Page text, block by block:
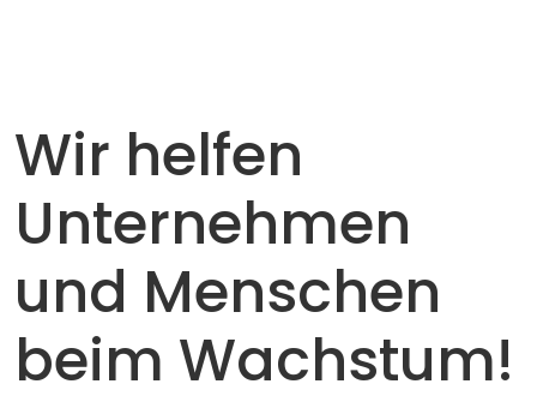
Wir helfen
Unternehmen
und Menschen
beim Wachstum!